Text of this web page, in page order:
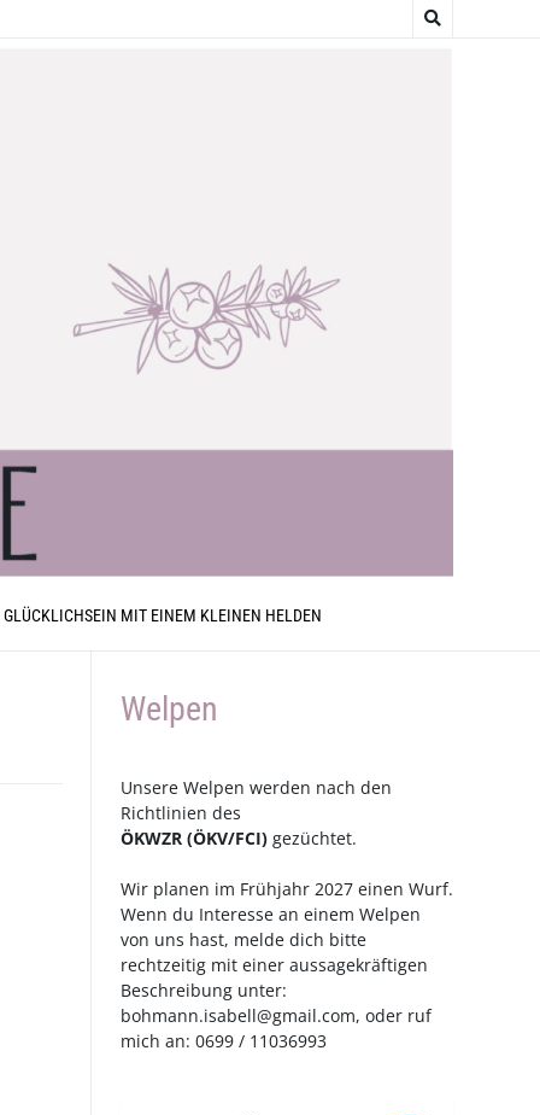
MIT EINEM KLEINEN HELDEN
Welpen
Unsere Welpen werden nach den
Richtlinien des
ÖKWZR (ÖKV/FCI) gezüchtet.
Wir planen im Frühjahr 2027 einen Wurf.
Wenn du Interesse an einem Welpen
von uns hast, melde dich bitte
rechtzeitig mit einer aussagekräftigen
Beschreibung unter:
bohmann.isabell@gmail.com, oder ruf
mich an: 0699 / 11036993